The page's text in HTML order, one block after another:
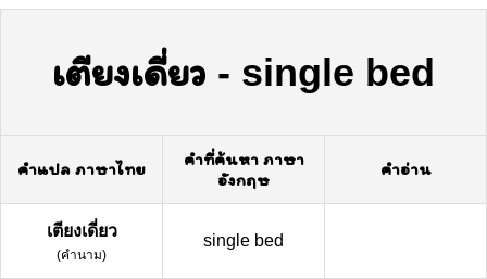
เตียงเดี่ยว - single bed
คำแปล ภาษาไทย
คำที่ค้นหา ภาษา
อังกฤษ
คำอ่าน
เตียงเดี่ยว
(คำนาม)
single bed